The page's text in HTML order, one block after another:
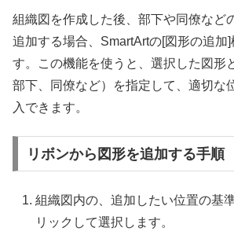
組織図を作成した後、部下や同僚など
追加する場合、SmartArtの[図形の追加]
す。この機能を使うと、選択した図形
部下、同僚など）を指定して、適切な
入できます。
リボンから図形を追加する手順
組織図内の、追加したい位置の基
リックして選択します。